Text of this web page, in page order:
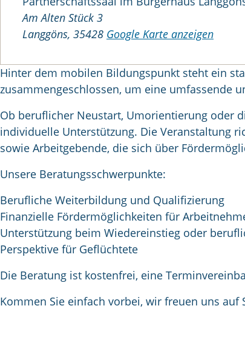
Am Alten Stück 3
Langgöns, 35428 Google Karte anzeigen
Hinter dem mobilen Bildungspunkt steht ein
zusammengeschlossen, um eine umfassende
Ob beruflicher Neustart, Umorientierung oder
individuelle Unterstützung. Die Veranstaltung
sowie Arbeitgebende, die sich über
Unsere Beratungsschwerpunkte:
Berufliche Weiterbildung und Qualifizierung
Finanzielle Fördermöglichkeiten für
Unterstützung beim Wiedereinstieg oder
Perspektive für Geflüchtete
Die Beratung ist kostenfrei, eine
Kommen Sie einfach vorbei, wir freuen uns auf